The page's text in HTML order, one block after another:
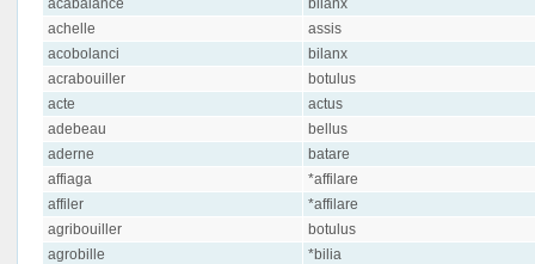
acabalance
bilanx
achelle
assis
acobolanci
bilanx
acrabouiller
botulus
acte
actus
adebeau
bellus
aderne
batare
affiaga
*affilare
affiler
*affilare
agribouiller
botulus
agrobille
*bilia